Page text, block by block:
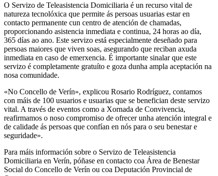
O Servizo de Teleasistencia Domiciliaria é un recurso vital de
natureza tecnolóxica que permite ás persoas usuarias estar en
contacto permanente cun centro de atención de chamadas,
proporcionando asistencia inmediata e continua, 24 horas ao día,
365 días ao ano. Este servizo está especialmente deseñado para
persoas maiores que viven soas, asegurando que reciban axuda
inmediata en caso de emerxencia. É importante sinalar que este
servizo é completamente gratuíto e goza dunha ampla aceptación na
nosa comunidade.
«No Concello de Verín», explicou Rosario Rodríguez, contamos
con máis de 100 usuarios e usuarias que se benefician deste servizo
vital. A través de eventos como a Xornada de Convivencia,
reafirmamos o noso compromiso de ofrecer unha atención integral e
de calidade ás persoas que confían en nós para o seu benestar e
seguridade».
Para máis información sobre o Servizo de Teleasistencia
Domiciliaria en Verín, póñase en contacto coa Área de Benestar
Social do Concello de Verín ou coa Deputación Provincial de